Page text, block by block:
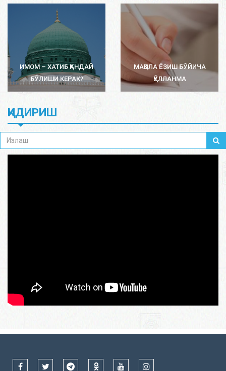
ИМОМ – ХАТИБ ҚАНДАЙ
БЎЛИШИ КЕРАК?
МАҚОЛА ЁЗИШ БЎЙИЧА
ҚЎЛЛАНМА
ҚИДИРИШ